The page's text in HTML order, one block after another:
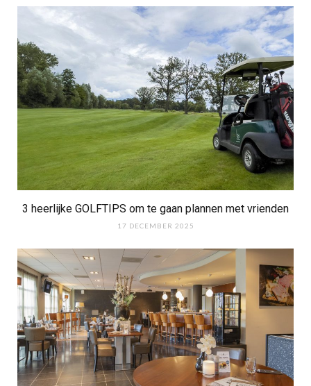
3 heerlijke GOLFTIPS om te gaan plannen met vrienden
17 DECEMBER 2025